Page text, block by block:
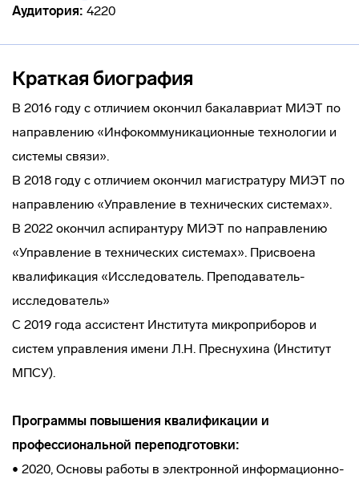
Аудитория: 4220
Краткая биография
В 2016 году с отличием окончил бакалавриат МИЭТ по
направлению «Инфокоммуникационные технологии и
системы связи».
В 2018 году с отличием окончил магистратуру МИЭТ по
направлению «Управление в технических системах».
В 2022 окончил аспирантуру МИЭТ по направлению
«Управление в технических системах». Присвоена
квалификация «Исследователь. Преподаватель-
исследователь»
С 2019 года ассистент Института микроприборов и
систем управления имени Л.Н. Преснухина (Институт
МПСУ).
Программы повышения квалификации и
профессиональной переподготовки:
• 2020, Основы работы в электронной информационно-